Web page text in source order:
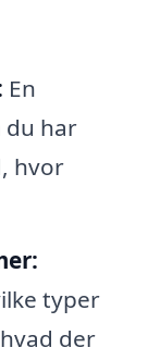
En
du har
hvor
typer
der